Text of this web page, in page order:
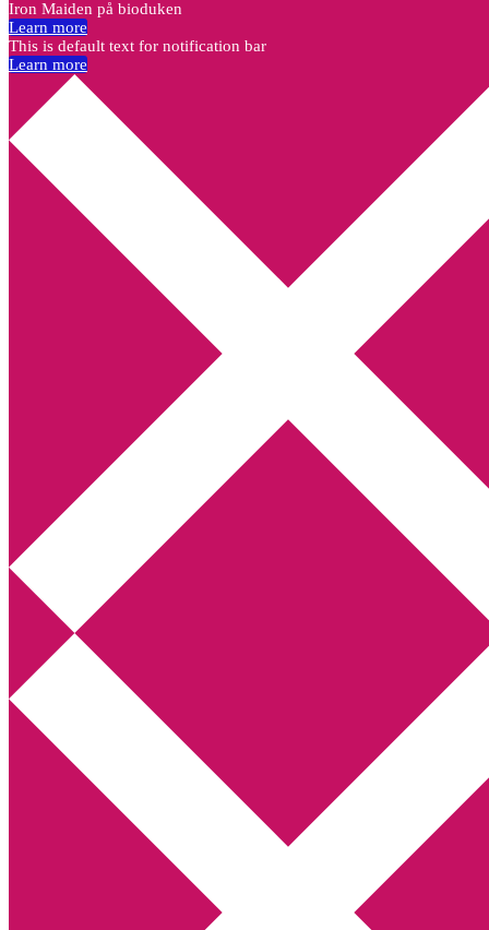
Annikas litteratur- och kulturblogg
Deckare, kriminalromaner, thrillers
Hem
Boktolva
Författarfemman
Kontakt
Webbshop Amazon
Iron Maiden på bioduken
Learn more
This is default text for notification bar
Learn more